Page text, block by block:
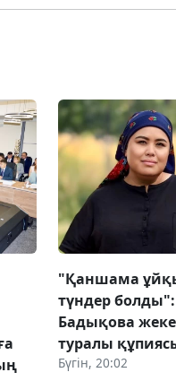
"Қаншама
түндер
Бадықова жеке
туралы
Бүгін, 20:02